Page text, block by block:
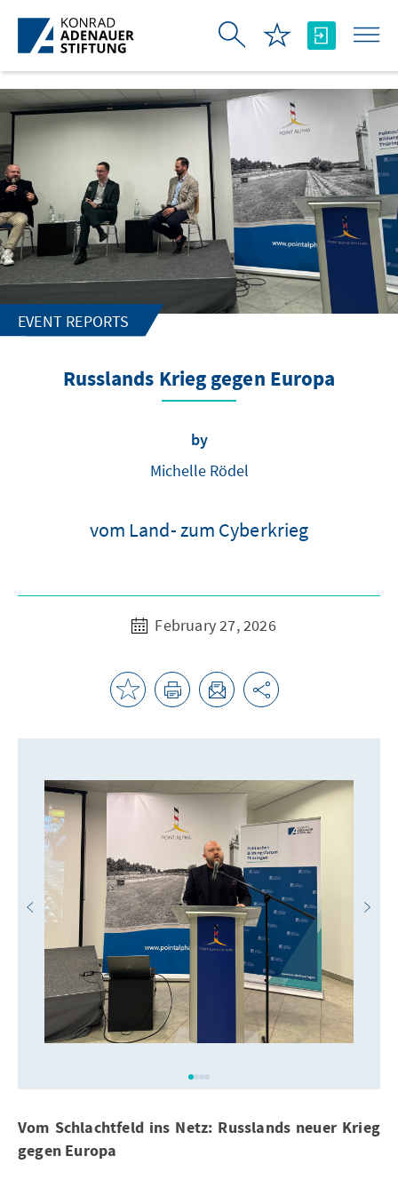
Skip to Main Content
EVENT REPORTS
Russlands Krieg gegen Europa
by
Michelle Rödel
vom Land- zum Cyberkrieg
February 27, 2026
Vom Schlachtfeld ins Netz: Russlands neuer Krieg
gegen Europa